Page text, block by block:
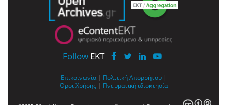
Follow EKT
Επικοινωνία | Πολιτική Απορρήτου |
Όροι Χρήσης | Πνευματική ιδιοκτησία